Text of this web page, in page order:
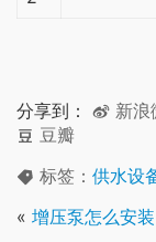
分享到： 新浪
豆瓣
标签： 供水设
« 增压泵怎么安